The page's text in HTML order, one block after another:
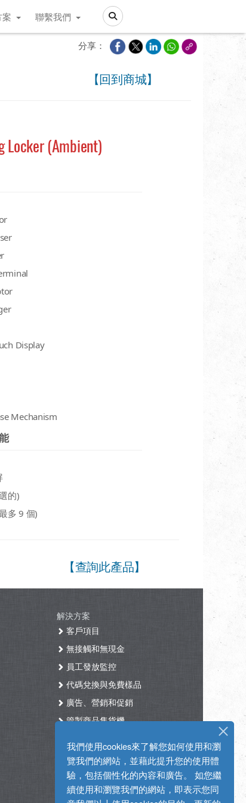
Search
聯繫我們
我們使用cookies來了解您如何使用和瀏
覽我們的網站，並藉此提升您的使用體
驗，包括個性化的內容和廣告。 如您繼
續使用和瀏覽我們的網站，即表示您同
分享：
【回到商城】
Locker (Ambient)
Display
Mechanism
的)
多 9 個)
【查詢此產品】
解決方案
客戶項目
無接觸和無現金
員工發放監控
代碼兌換與免費樣品
廣告、營銷和促銷
管製商品售貨機
咖啡機
無人商店
酒店智能售貨機自助入住系統